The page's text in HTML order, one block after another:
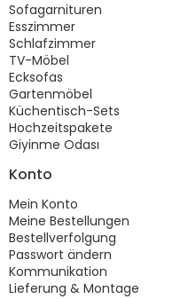
Sofagarnituren
Esszimmer
Schlafzimmer
TV-Möbel
Ecksofas
Gartenmöbel
Küchentisch-Sets
Hochzeitspakete
Giyinme Odası
Konto
Mein Konto
Meine Bestellungen
Bestellverfolgung
Passwort ändern
Kommunikation
Lieferung & Montage